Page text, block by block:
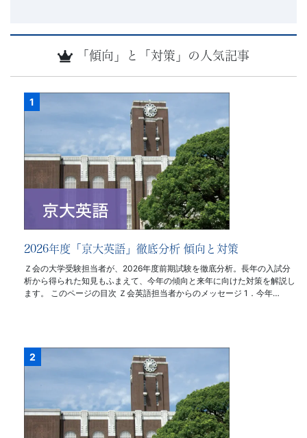
「傾向」と「対策」の人気記事
2026年度「京大英語」徹底分析 傾向と対策
Ｚ会の大学受験担当者が、2026年度前期試験を徹底分析。長年の入試分
析から得られた知見もふまえて、今年の傾向と来年に向けた対策を解説し
ます。 このページの目次 Ｚ会英語担当者からのメッセージ 1．今年…